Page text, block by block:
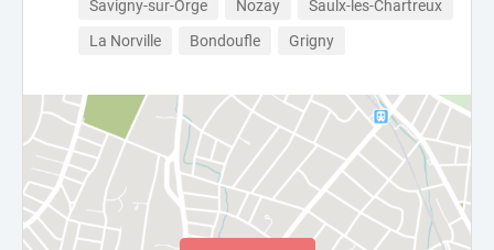
Savigny-sur-Orge
Nozay
Saulx-les-Chartreux
La Norville
Bondoufle Grigny